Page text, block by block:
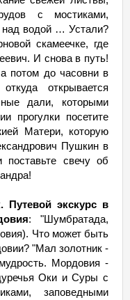
с мостиками,
над водой … Устали?
скамеечке, где
И снова в путь!
потом до часовни в
открывается
дали, которыми
прогулки посетите
Матери, которую
Пушкин в
поставьте свечу об
Путевой экскурс в
: "Шумбратада,
Что может быть
"Мал золотник -
Мордовия -
Оки и Суры с
заповедными